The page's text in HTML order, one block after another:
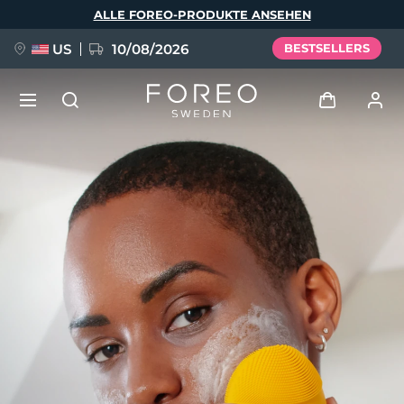
ALLE FOREO-PRODUKTE ANSEHEN
US 10/08/2026 BESTSELLERS
Benutzerkonto
Meine Geräte
Meine Bestellungen
Meine Adressen
Meine Abonnements
NEU
FAQ™ Pure Beauty-Tech Elixir
BREAKING NEWS
issa™ Teeth Whitening Set
Sprache
English Deutsch
Español
Français
Italiano
Português
Svenska
Русский
Türkçe
简体中文 繁體中文